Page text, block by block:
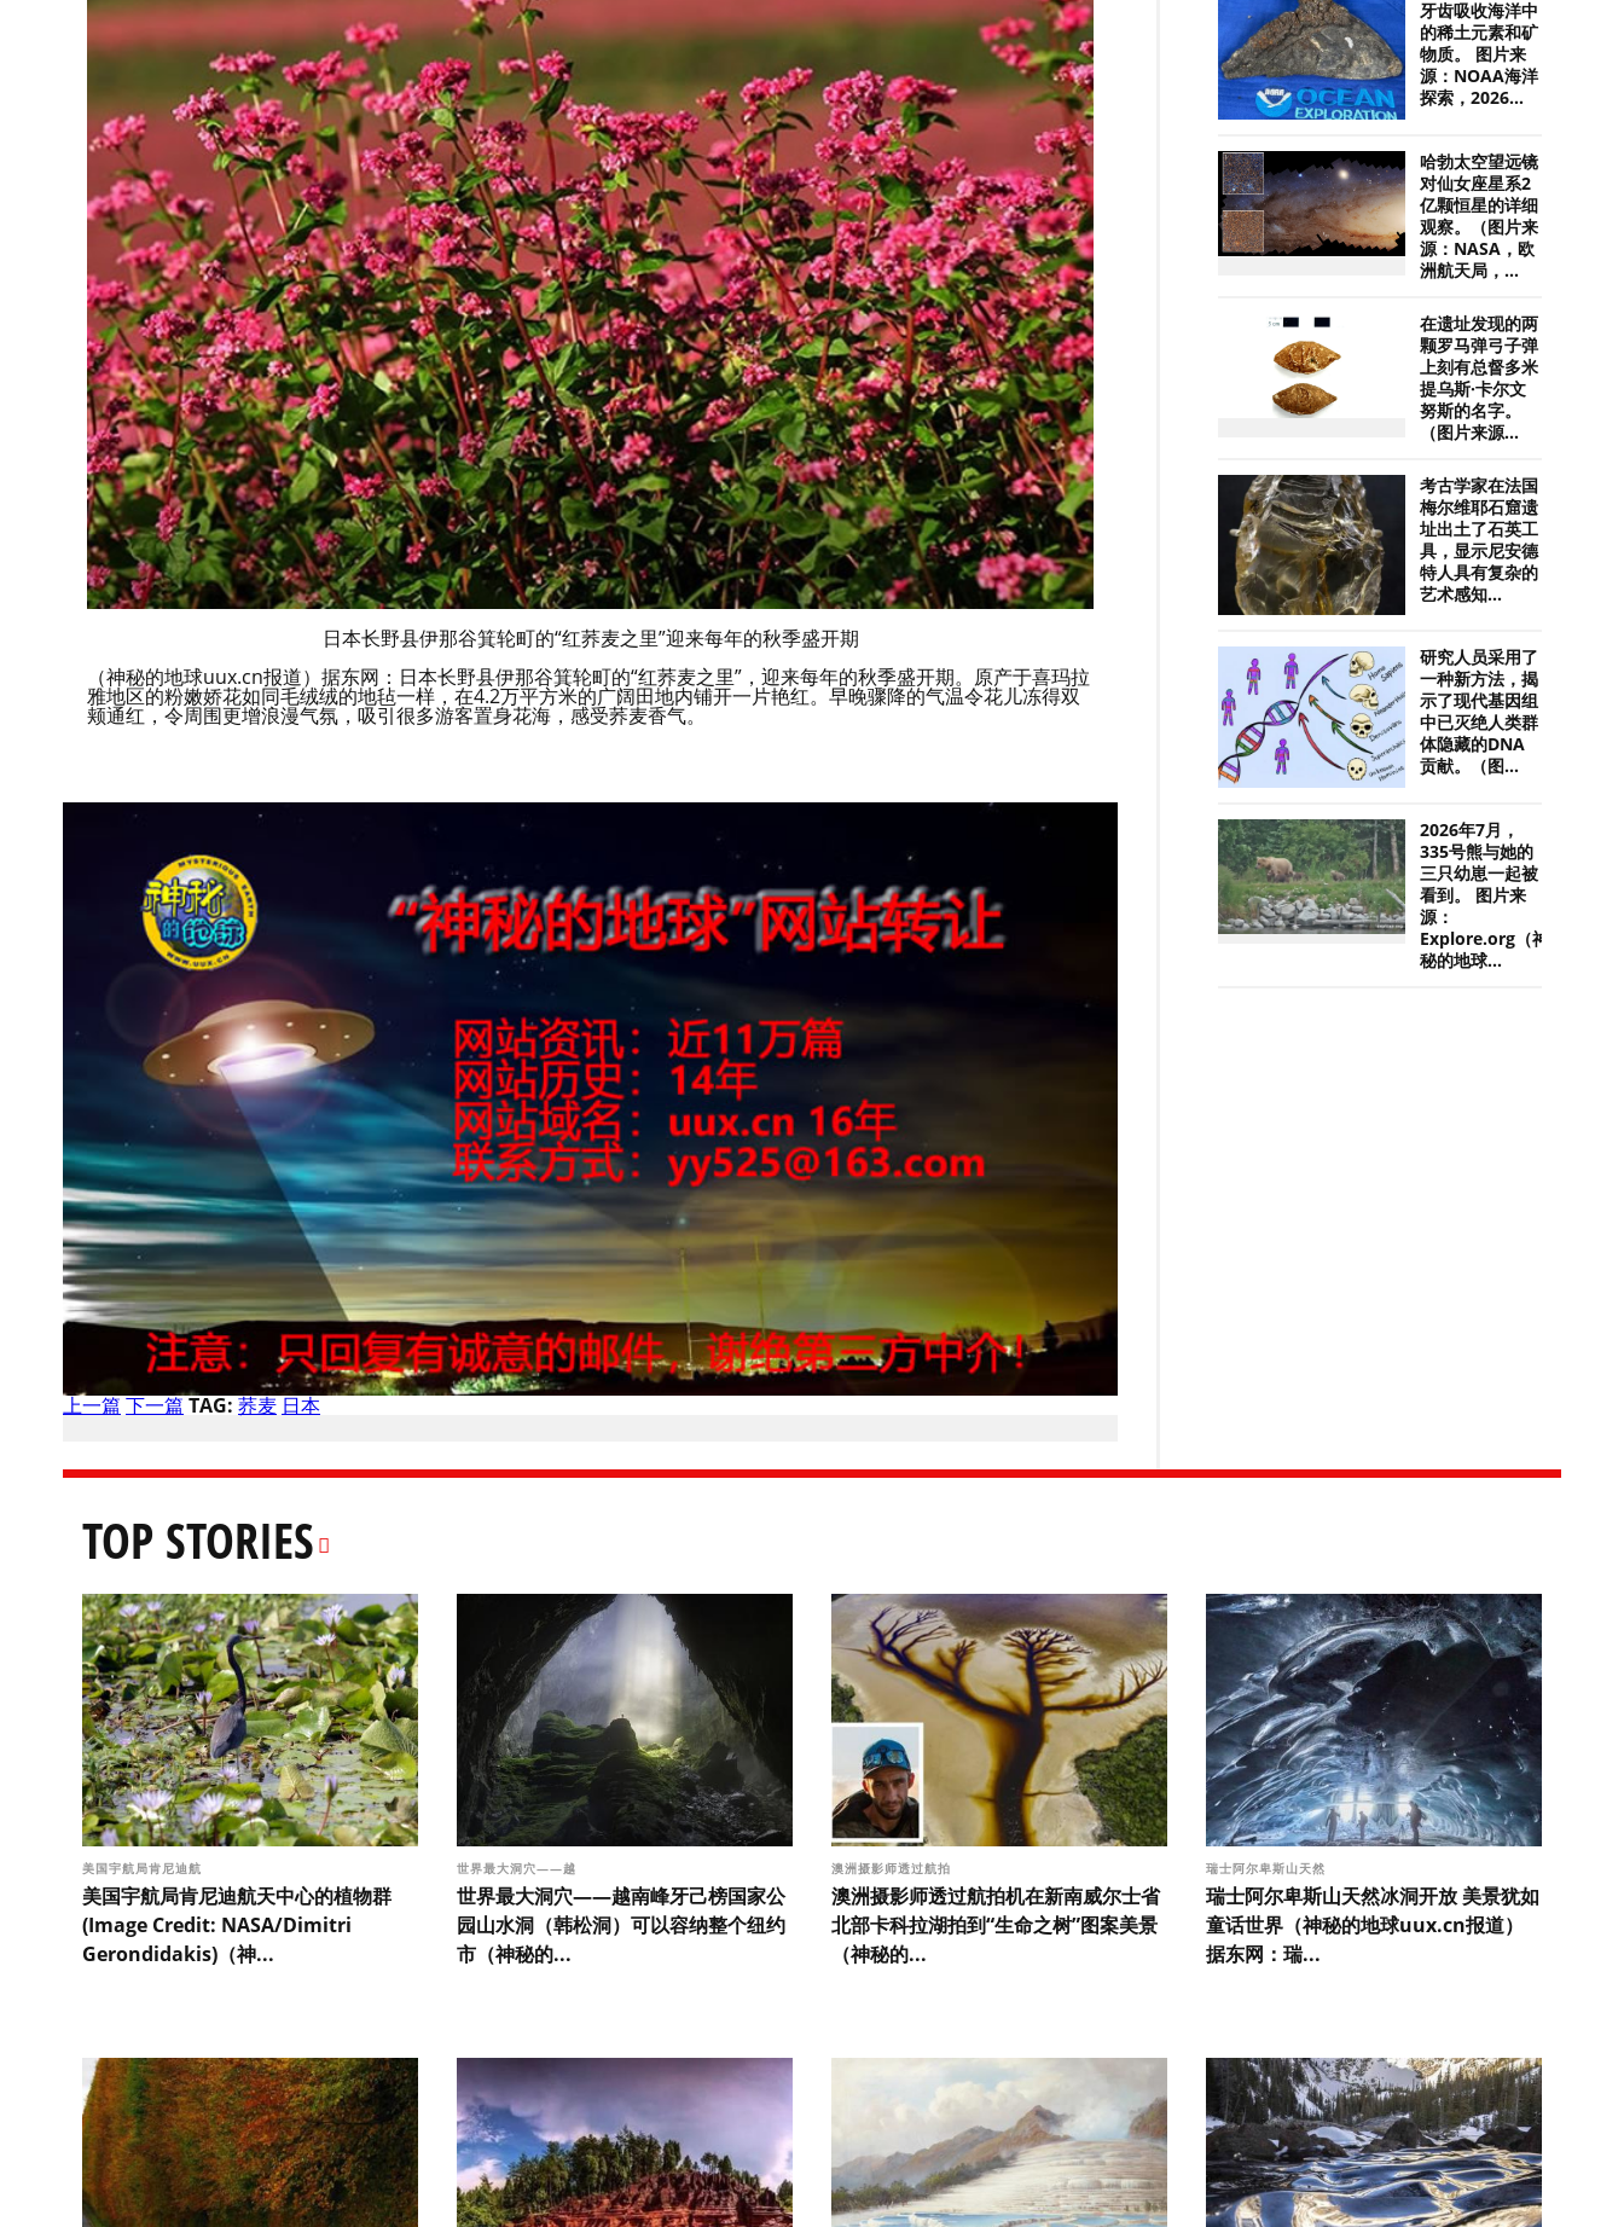
日本长野县伊那谷箕轮町的“红荞麦之里”迎来每年的秋季盛开期
（神秘的地球uux.cn报道）据东网：日本长野县伊那谷箕轮町的“红荞麦之里”，迎来每年的秋季盛开期。原产于喜玛拉
雅地区的粉嫩娇花如同毛绒绒的地毡一样，在4.2万平方米的广阔田地内铺开一片艳红。早晚骤降的气温令花儿冻得双
颊通红，令周围更增浪漫气氛，吸引很多游客置身花海，感受荞麦香气。
上一篇 下一篇 TAG: 荞麦 日本
牙齿吸收海洋中
的稀土元素和矿
物质。 图片来
源：NOAA海洋
探索，2026...
哈勃太空望远镜
对仙女座星系2
亿颗恒星的详细
观察。（图片来
源：NASA，欧
洲航天局，...
在遗址发现的两
颗罗马弹弓子弹
上刻有总督多米
提乌斯·卡尔文
努斯的名字。
（图片来源...
考古学家在法国
梅尔维耶石窟遗
址出土了石英工
具，显示尼安德
特人具有复杂的
艺术感知...
研究人员采用了
一种新方法，揭
示了现代基因组
中已灭绝人类群
体隐藏的DNA
贡献。（图...
2026年7月，
335号熊与她的
三只幼崽一起被
看到。 图片来
源：
Explore.org（神
秘的地球...
TOP STORIES
美国宇航局肯尼迪航
美国宇航局肯尼迪航天中心的植物群
(Image Credit: NASA/Dimitri
Gerondidakis)（神...
世界最大洞穴——越
世界最大洞穴——越南峰牙己榜国家公
园山水洞（韩松洞）可以容纳整个纽约
市（神秘的...
澳洲摄影师透过航拍
澳洲摄影师透过航拍机在新南威尔士省
北部卡科拉湖拍到“生命之树”图案美景
（神秘的...
瑞士阿尔卑斯山天然
瑞士阿尔卑斯山天然冰洞开放 美景犹如
童话世界（神秘的地球uux.cn报道）
据东网：瑞...